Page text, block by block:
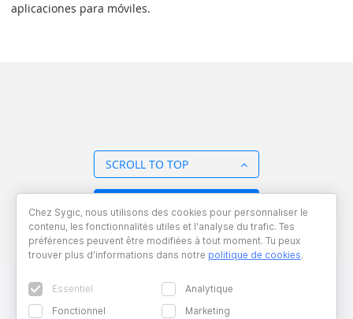
aplicaciones para móviles.
SCROLL TO TOP
Chez Sygic, nous utilisons des cookies pour personnaliser le
contenu, les fonctionnalités utiles et l'analyse du trafic. Tes
préférences peuvent être modifiées à tout moment. Tu peux
trouver plus d'informations dans notre politique de cookies.
Essentiel
Analytique
Fonctionnel
Marketing